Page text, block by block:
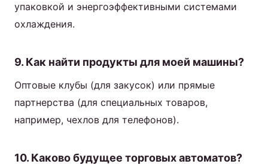
упаковкой и энергоэффективными системами
охлаждения.
9. Как найти продукты для моей машины?
Оптовые клубы (для закусок) или прямые
партнерства (для специальных товаров,
например, чехлов для телефонов).
10. Каково будущее торговых автоматов?